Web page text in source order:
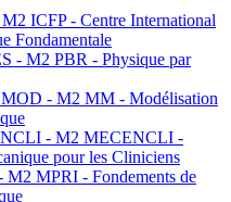
ICFP - Centre International
Fondamentale
- M2 PBR - Physique par
- M2 MM - Modélisation
- M2 MECENCLI -
pour les Cliniciens
MPRI - Fondements de